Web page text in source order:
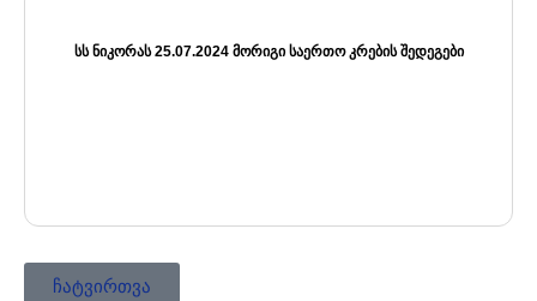
ᲡᲡ ᲜᲘᲙᲝᲠᲐᲡ 25.07.2024 ᲛᲝᲠᲘᲒᲘ ᲡᲐᲔᲠᲗᲝ ᲙᲠᲔᲑᲘᲡ ᲨᲔᲓᲔᲒᲔᲑᲘ
ჩატვირთვა